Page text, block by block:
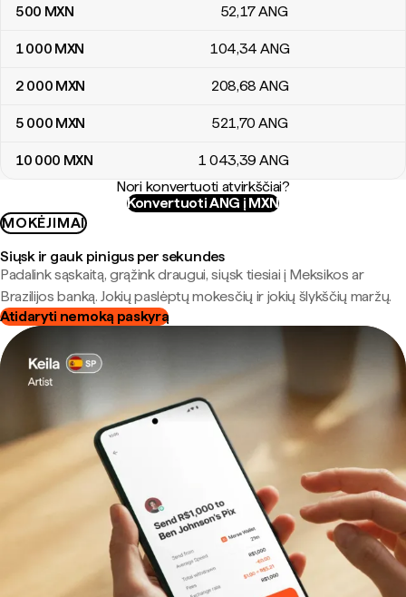
500 MXN 52,17ANG
1 000 MXN 104,34 ANG
2 000 MXN 208,68 ANG
5 000 MXN 521,70 ANG
10 000 MXN 1 043,39 ANG
Nori konvertuoti atvirkščiai?
Konvertuoti ANG į MXN
MOKĖJIMAI
Siųsk ir gauk pinigus per sekundes
Padalink sąskaitą, grąžink draugui, siųsk tiesiai į Meksikos ar
Brazilijos banką. Jokių paslėptų mokesčių ir jokių šlykščių maržų.
Atidaryti nemoką paskyrą